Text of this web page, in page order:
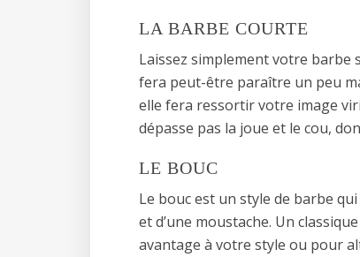
LA BARBE COURTE
Laissez simplement votre barbe
fera peut-être paraître un peu
elle fera ressortir votre image
dépasse pas la joue et le cou,
LE BOUC
Le bouc est un style de barbe
et d’une moustache. Un
avantage à votre style ou pour